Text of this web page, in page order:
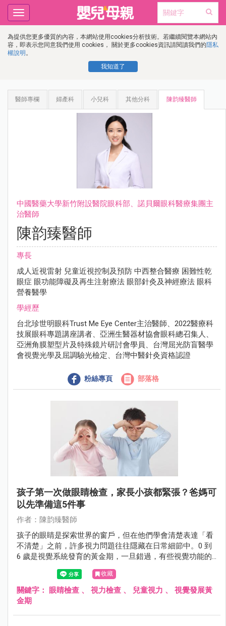
為提供您更多優質的內容，本網站使用cookies分析技術。若繼續閱覽本網站內
容，即表示您同意我們使用 cookies， 關於更多cookies資訊請閱讀我們的隱私
權說明 。
我知道了
Toggle
navigation
醫師專欄 婦產科 小兒科 其他分科 陳韵臻醫師
中國醫藥⼤學新⽵附設醫院眼科部、諾⾙爾眼科醫療集團主
治醫師
陳韵臻醫師
專長
成⼈近視雷射 兒童近視控制及預防 中⻄整合醫療 困難性乾
眼症 眼功能障礙及再⽣注射療法 眼部針灸及神經療法 眼科
營養醫學
學經歷
台北珍世明眼科Trust Me Eye Center主治醫師、2022醫療科
技展眼科專題講座講者、亞洲⽣醫器材協會眼科總召集⼈、
亞洲⾓膜塑型片及特殊鏡片研討會學員、台灣屈光防盲醫學
會視覺光學及屈調驗光檢定、台灣中醫針灸資格認證
粉絲專頁 部落格
孩子第一次做眼睛檢查，家長小孩都緊張？爸媽可
以先準備這5件事
作者：陳韵臻醫師
孩子的眼睛是探索世界的窗戶，但在他們學會清楚表達「看
不清楚」之前，許多視力問題往往隱藏在日常細節中。0 到
6 歲是視覺系統發育的黃金期，一旦錯過，有些視覺功能的
損傷將是不可逆的。5 大實用的診前準備建議，讓第一次眼
科檢查不再是孩子的恐懼，而是守護健康的第一步。
收藏
關鍵字： 眼睛檢查 、 視力檢查 、 兒童視力 、 視覺發展黃
金期